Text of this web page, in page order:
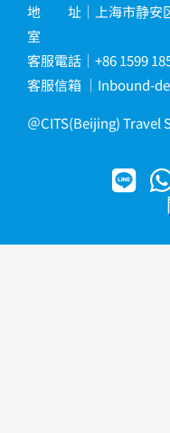
地 址｜上海市静安区
室
客服電話｜+86 1599
客服信箱 ｜ Inbound-
＠CITS(Beijing) Travel